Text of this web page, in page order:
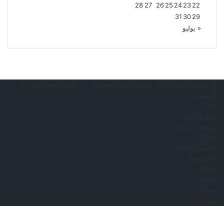
22
23
24
25
26
27
28
29
30
31
« يوليو